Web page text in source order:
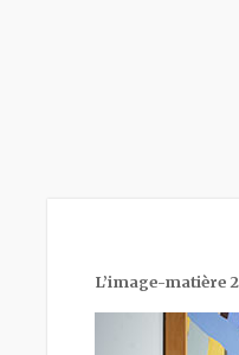
L’image-matière